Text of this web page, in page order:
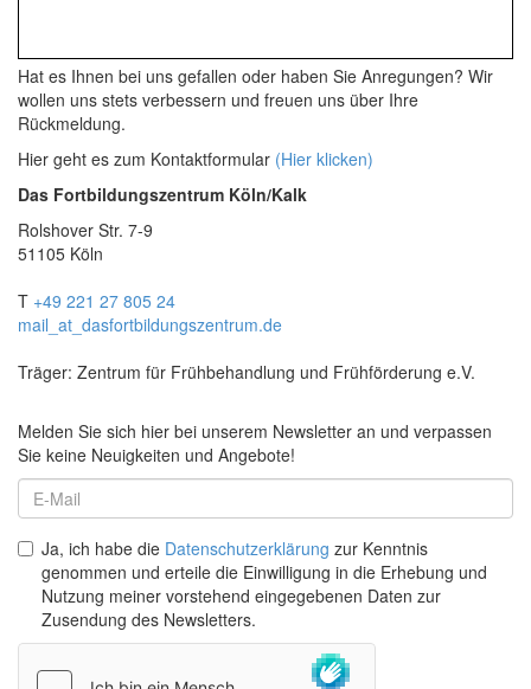
Hat es Ihnen bei uns gefallen oder haben Sie Anregungen? Wir
wollen uns stets verbessern und freuen uns über Ihre
Rückmeldung.
Hier geht es zum Kontaktformular (Hier klicken)
Das Fortbildungszentrum Köln/Kalk
Rolshover Str. 7-9
51105 Köln
T +49 221 27 805 24
mail _at_ dasfortbildungszentrum.de
Träger: Zentrum für Frühbehandlung und Frühförderung e.V.
Melden Sie sich hier bei unserem Newsletter an und verpassen
Sie keine Neuigkeiten und Angebote!
Ja, ich habe die Datenschutzerklärung zur Kenntnis
genommen und erteile die Einwilligung in die Erhebung und
Nutzung meiner vorstehend eingegebenen Daten zur
Zusendung des Newsletters.